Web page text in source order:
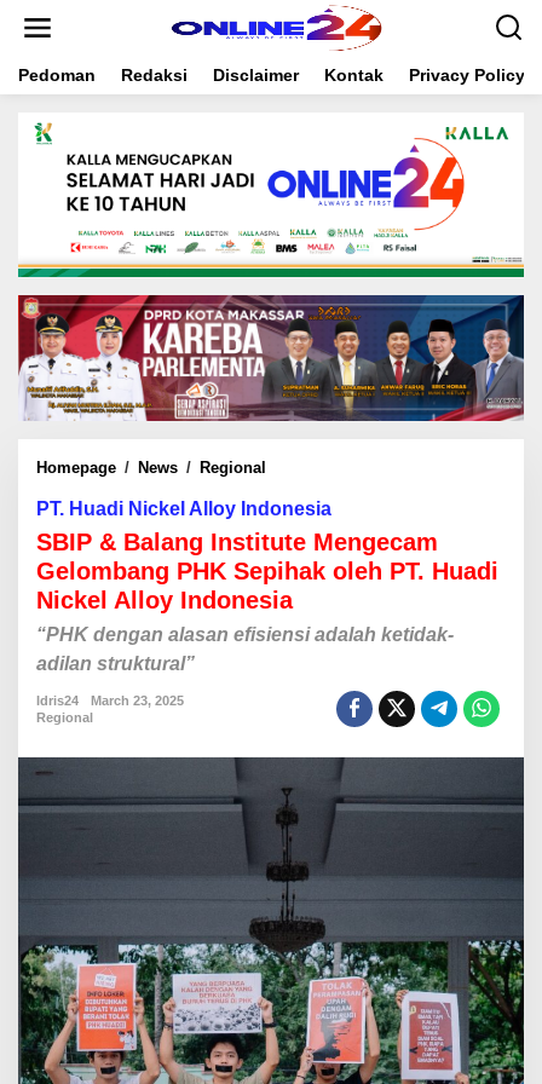
t
Pedoman Redaksi Disclaimer Kontak Privacy Policy
Homepage / News / Regional
I
P
&
B
a
a
t
e
M
e
n
g
e
c
a
m
G
PT. Huadi Nickel Alloy Indonesia
SBIP & Balang Institute Mengecam
Gelombang PHK Sepihak oleh PT. Huadi
Nickel Alloy Indonesia
“PHK dengan alasan efisiensi adalah ketidak-
adilan struktural”
Idris24
March 23, 2025
Regional